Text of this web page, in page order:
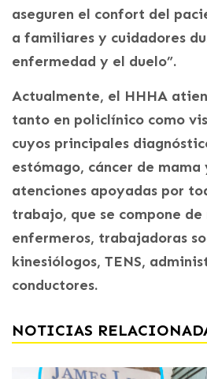
aseguren el confort del
a familiares y cuidadores
enfermedad y el duelo”.
Actualmente, el HHHA
tanto en policlínico como
cuyos principales
estómago, cáncer de mama
atenciones apoyadas por
trabajo, que se compone de
enfermeros, trabajadoras
kinesiólogos, TENS,
conductores.
NOTICIAS